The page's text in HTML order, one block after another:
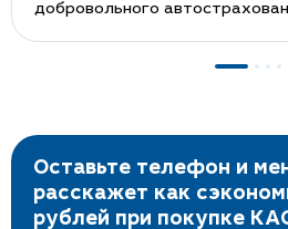
добровольного
Оставьте телефон и
расскажет как
рублей при покупке